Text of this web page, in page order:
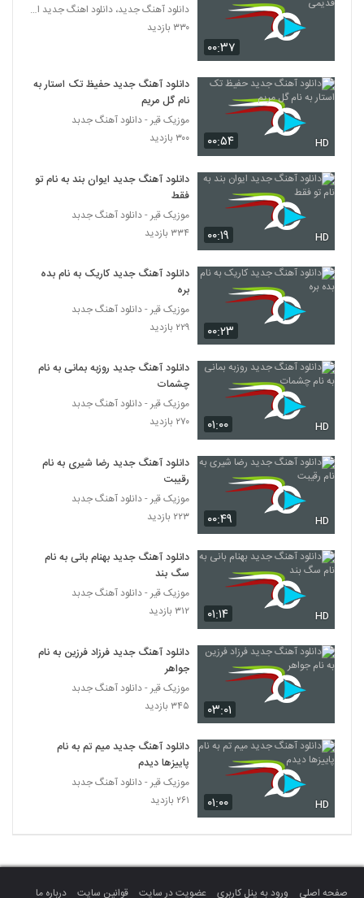
Arya Delbare Jazab)
۳۱۶ بازدید
دانلود آهنگ دختر سه ساله از وحید رمضانی
6457
دانلود آهنگ محمد قاطع سرگیجه
۲۴۳ بازدید
6458
آهنگ تو عاشق نبودی از هادی سپاسی(پاپ)
۲۴۱ بازدید
سعید تالشی آهنگ خوشبختی
6460
(Mojtaba Kasaei Taghat Nadaram)
6461
دانلود آهنگ عباس مجاز تلفات
۲۱۲ بازدید
مشکات آهنگ کلک
6463
آهنگ خریدار قهرت از دانیال عبدالهی(پاپ)
۲۹۱ بازدید
6464
آهنگ کوچه از امیر محمودی(پاپ)
۲۳۶ بازدید
آهنگ مهدی جبارزاده بنام عزیزم
6466
دانلود آهنگ دهناد تردید (Dehnad Tardid)
۲۰۶ بازدید
آهنگ نیما حمیدی بنام نقاب
۲۵۴ بازدید
6468
دانلود آهنگ جدید و زیبای مرتضی رسولی با
۲۲۸ بازدید
۰۰:۳۷
دانلود آهنگ جدید، دانلود اهنگ جدید ایرانی
۳۳۰ بازدید
۰۰:۵۴ HD
دانلود آهنگ جدید حفیظ تک استار به
نام گل مریم
موزیک قیر - دانلود آهنگ جدبد
۳۰۰ بازدید
۰۰:۱۹ HD
دانلود آهنگ جدید ایوان بند به نام تو
فقط
موزیک قیر - دانلود آهنگ جدبد
۳۳۴ بازدید
۰۰:۲۳
دانلود آهنگ جدید کاریک به نام بده
بره
موزیک قیر - دانلود آهنگ جدبد
۲۲۹ بازدید
۰۱:۰۰ HD
دانلود آهنگ جدید روزبه بمانی به نام
چشمات
موزیک قیر - دانلود آهنگ جدبد
۲۷۰ بازدید
۰۰:۴۹ HD
دانلود آهنگ جدید رضا شیری به نام
رقیبت
موزیک قیر - دانلود آهنگ جدبد
۲۲۳ بازدید
۰۱:۱۴ HD
دانلود آهنگ جدید بهنام بانی به نام
سگ بند
موزیک قیر - دانلود آهنگ جدبد
۳۱۲ بازدید
۰۳:۰۱
دانلود آهنگ جدید فرزاد فرزین به نام
جواهر
موزیک قیر - دانلود آهنگ جدبد
۳۴۵ بازدید
۰۱:۰۰ HD
دانلود آهنگ جدید میم تم به نام
پاییزها دیدم
موزیک قیر - دانلود آهنگ جدبد
۲۶۱ بازدید
صفحه اصلی ورود به پنل کاربری عضویت در سایت قوانین سایت درباره ما